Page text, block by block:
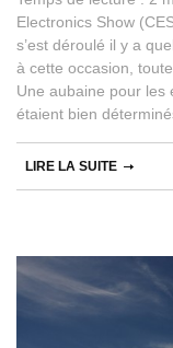
Electronics Show
s’est déroulé il y a
à cette occasion,
Une aubaine pour les
étaient bien
LIRE LA SUITE